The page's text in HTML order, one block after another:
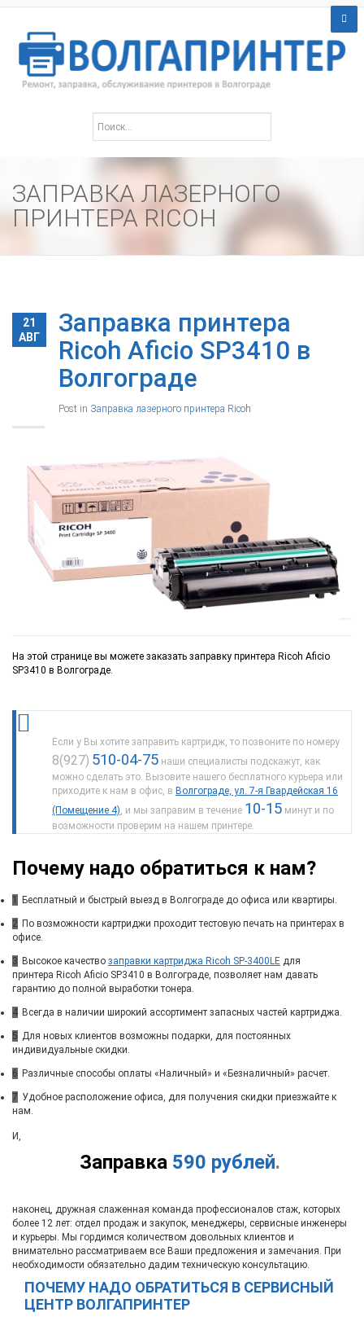
ЗАПРАВКА ЛАЗЕРНОГО
ПРИНТЕРА RICOH
21
АВГ
Заправка принтера
Ricoh Aficio SP3410 в
Волгограде
Post in Заправка лазерного принтера Ricoh
На этой странице вы можете заказать заправку принтера Ricoh Aficio
SP3410 в Волгограде.
Если у Вы хотите заправить картридж, то позвоните по номеру
8(927) 510-04-75 наши специалисты подскажут, как
можно сделать это. Вызовите нашего бесплатного курьера или
приходите к нам в офис, в Волгограде, ул. 7-я Гвардейская 16
(Помещение 4), и мы заправим в течение 10-15 минут и по
возможности проверим на нашем принтере.
Почему надо обратиться к нам?
1 Бесплатный и быстрый выезд в Волгограде до офиса или квартиры.
2 По возможности картриджи проходит тестовую печать на принтерах в
офисе.
3 Высокое качество заправки картриджа Ricoh SP-3400LE для
принтера Ricoh Aficio SP3410 в Волгограде, позволяет нам давать
гарантию до полной выработки тонера.
4 Всегда в наличии широкий ассортимент запасных частей картриджа.
5 Для новых клиентов возможны подарки, для постоянных
индивидуальные скидки.
6 Различные способы оплаты «Наличный» и «Безналичный» расчет.
7 Удобное расположение офиса, для получения скидки приезжайте к
нам.
Заправка 590 рублей.
И,
наконец, дружная слаженная команда профессионалов стаж, которых
более 12 лет: отдел продаж и закупок, менеджеры, сервисные инженеры
и курьеры. Мы гордимся количеством довольных клиентов и
внимательно рассматриваем все Ваши предложения и замечания. При
необходимости обязательно дадим техническую консультацию.
ПОЧЕМУ НАДО ОБРАТИТЬСЯ В СЕРВИСНЫЙ
ЦЕНТР ВОЛГАПРИНТЕР